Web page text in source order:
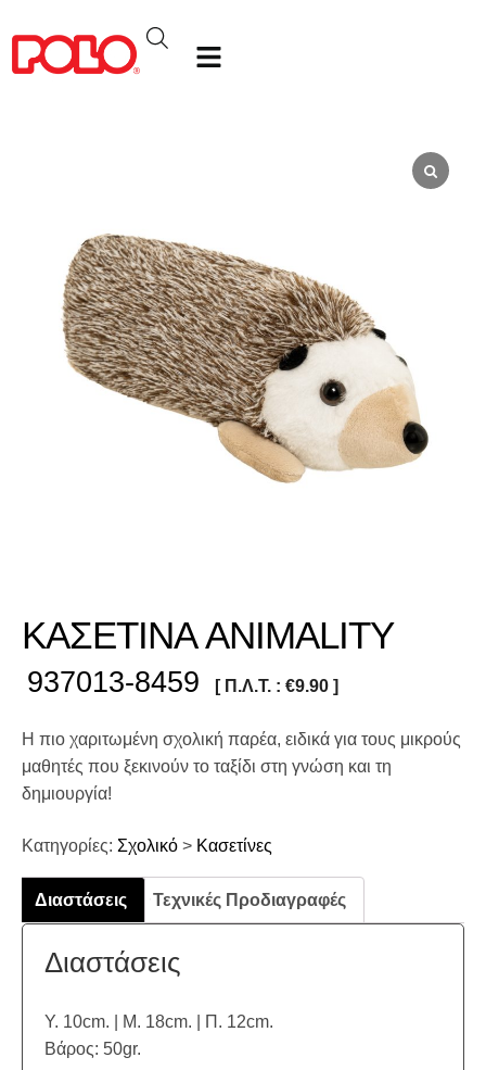
ΚΑΣΕΤΙΝΑ ANIMALITY
937013-8459 [ Π.Λ.Τ. : €9.90 ]
Η πιο χαριτωμένη σχολική παρέα, ειδικά για τους μικρούς
μαθητές που ξεκινούν το ταξίδι στη γνώση και τη
δημιουργία!
Κατηγορίες: Σχολικό > Κασετίνες
Διαστάσεις Τεχνικές Προδιαγραφές
Διαστάσεις
Υ. 10cm. | Μ. 18cm. | Π. 12cm.
Βάρος: 50gr.